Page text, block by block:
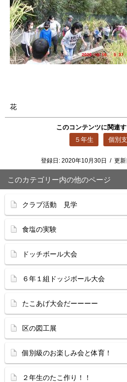
花
このコンテンツに関連
５年生
個別
登録日: 2020年10月30日 / 更新
このカテゴリー内の他のページ
クラブ活動 見学
食塩の実験
ドッチボール大会
６年１組ドッジボール大会
たこあげ大会だーーーー
区の図工展
個別級のお楽しみ会と体育！
２年生のたこ作り！！